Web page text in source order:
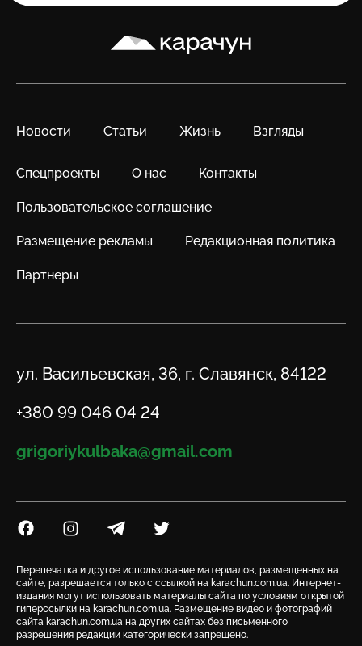
Карачун
Новости Статьи Жизнь Взгляды
Спецпроекты О нас Контакты
Пользовательское соглашение
Размещение рекламы Редакционная политика
Партнеры
Адрес
ул. Васильевская, 36, г. Славянск, 84122
Телефон
+380 99 046 04 24
Email
grigoriykulbaka@gmail.com
Посилання на Facebook
Посилання на Instagram
Посилання на Telegram
Посилання на Twitter
Перепечатка и другое использование материалов, размещенных на
сайте, разрешается только с ссылкой на karachun.com.ua. Интернет-
издания могут использовать материалы сайта по условиям открытой
гиперссылки на karachun.com.ua. Размещение видео и фотографий
сайта karachun.com.ua на других сайтах без письменного
разрешения редакции категорически запрещено.